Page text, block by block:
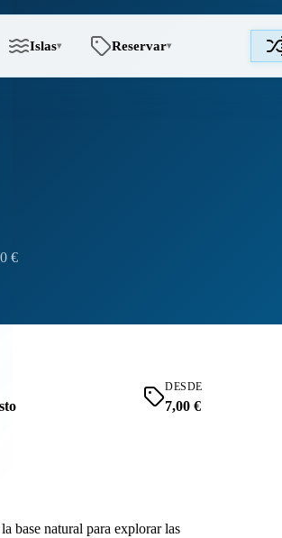
Islas▾ Reservar▾
€
DESDE
7,00 €
base natural para explorar las